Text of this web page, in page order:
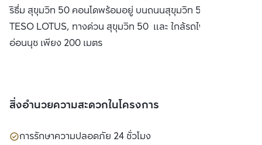
จำกัด(มหาชน)
ริธึ่ม สุขุมวิท 50 คอนโดพร้อมอยู่ บนถนนสุขุมวิท 50 ใกล้ห้าง
TESO LOTUS, ทางด่วน สุขุมวิท 50 และ ใกล้รถไฟฟ้า BTS
อ่อนนุช เพียง 200 เมตร
สิ่งอำนวยความสะดวกในโครงการ
การรักษาความปลอดภัย 24 ชั่วโมง